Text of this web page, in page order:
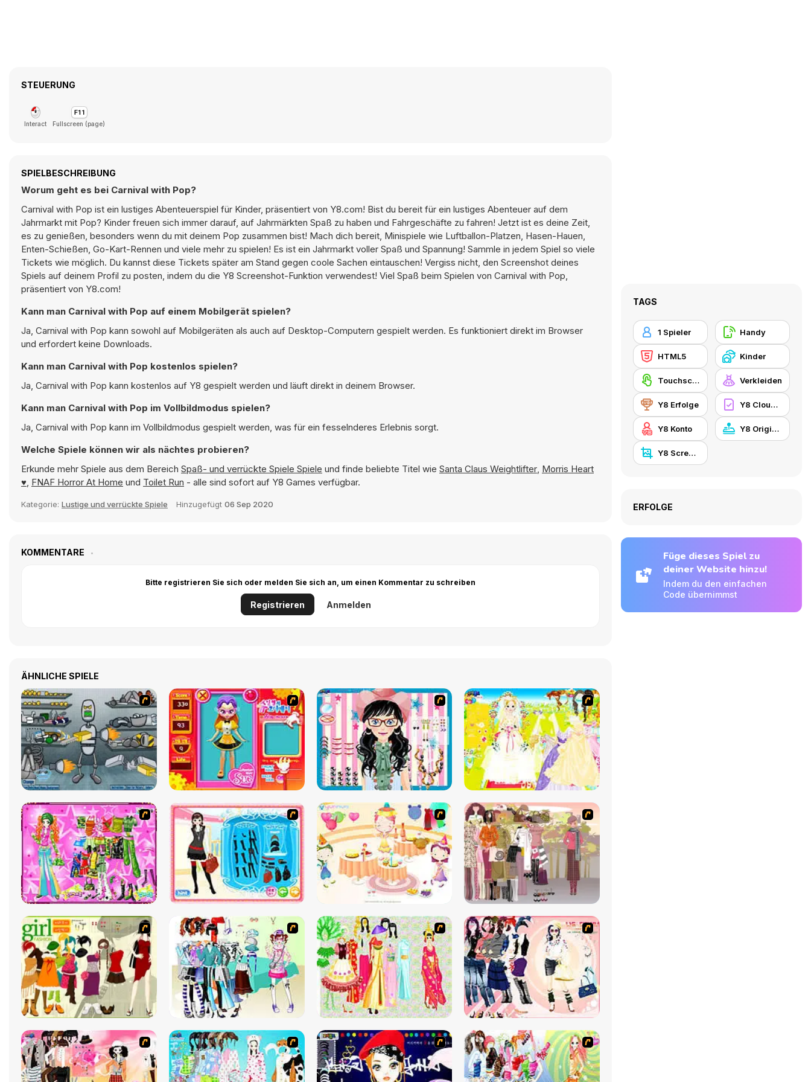
STEUERUNG
Interact Fullscreen (page)
SPIELBESCHREIBUNG
Worum geht es bei Carnival with Pop?
Carnival with Pop ist ein lustiges Abenteuerspiel für Kinder, präsentiert von Y8.com! Bist du bereit für ein lustiges Abenteuer auf dem
Jahrmarkt mit Pop? Kinder freuen sich immer darauf, auf Jahrmärkten Spaß zu haben und Fahrgeschäfte zu fahren! Jetzt ist es deine Zeit,
es zu genießen, besonders wenn du mit deinem Pop zusammen bist! Mach dich bereit, Minispiele wie Luftballon-Platzen, Hasen-Hauen,
Enten-Schießen, Go-Kart-Rennen und viele mehr zu spielen! Es ist ein Jahrmarkt voller Spaß und Spannung! Sammle in jedem Spiel so viele
Tickets wie möglich. Du kannst diese Tickets später am Stand gegen coole Sachen eintauschen! Vergiss nicht, den Screenshot deines
Spiels auf deinem Profil zu posten, indem du die Y8 Screenshot-Funktion verwendest! Viel Spaß beim Spielen von Carnival with Pop,
präsentiert von Y8.com!
Kann man Carnival with Pop auf einem Mobilgerät spielen?
Ja, Carnival with Pop kann sowohl auf Mobilgeräten als auch auf Desktop-Computern gespielt werden. Es funktioniert direkt im Browser
und erfordert keine Downloads.
Kann man Carnival with Pop kostenlos spielen?
Ja, Carnival with Pop kann kostenlos auf Y8 gespielt werden und läuft direkt in deinem Browser.
Kann man Carnival with Pop im Vollbildmodus spielen?
Ja, Carnival with Pop kann im Vollbildmodus gespielt werden, was für ein fesselnderes Erlebnis sorgt.
Welche Spiele können wir als nächtes probieren?
Erkunde mehr Spiele aus dem Bereich Spaß- und verrückte Spiele Spiele und finde beliebte Titel wie Santa Claus Weightlifter, Morris Heart
♥, FNAF Horror At Home und Toilet Run - alle sind sofort auf Y8 Games verfügbar.
Kategorie: Lustige und verrückte Spiele Hinzugefügt 06 Sep 2020
KOMMENTARE
Bitte registrieren Sie sich oder melden Sie sich an, um einen Kommentar zu schreiben
Registrieren Anmelden
ÄHNLICHE SPIELE
TAGS
1 Spieler Handy
HTML5 Kinder
Touchscreen Verkleiden
Y8 Erfolge Y8 Cloud Save
Y8 Konto Y8 Originals
Y8 Screenshot
ERFOLGE
Füge dieses Spiel zu
deiner Website hinzu!
Indem du den einfachen
Code übernimmst